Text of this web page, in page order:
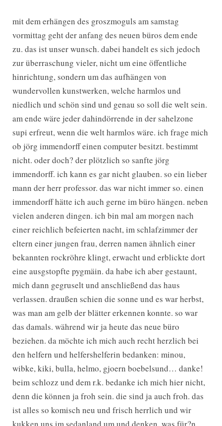
mit dem erhängen des groszmoguls am samstag
vormittag geht der anfang des neuen büros dem ende
zu. das ist unser wunsch. dabei handelt es sich jedoch
zur überraschung vieler, nicht um eine öffentliche
hinrichtung, sondern um das aufhängen von
wundervollen kunstwerken, welche harmlos und
niedlich und schön sind und genau so soll die welt sein.
am ende wäre jeder dahindörrende in der sahelzone
supi erfreut, wenn die welt harmlos wäre. ich frage mich
ob jörg immendorff einen computer besitzt. bestimmt
nicht. oder doch? der plötzlich so sanfte jörg
immendorff. ich kann es gar nicht glauben. so ein lieber
mann der herr professor. das war nicht immer so. einen
immendorff hätte ich auch gerne im büro hängen. neben
vielen anderen dingen. ich bin mal am morgen nach
einer reichlich befeierten nacht, im schlafzimmer der
eltern einer jungen frau, derren namen ähnlich einer
bekannten rockröhre klingt, erwacht und erblickte dort
eine ausgstopfte pygmäin. da habe ich aber gestaunt,
mich dann gegruselt und anschließend das haus
verlassen. draußen schien die sonne und es war herbst,
was man am gelb der blätter erkennen konnte. so war
das damals. während wir ja heute das neue büro
beziehen. da möchte ich mich auch recht herzlich bei
den helfern und helfershelferin bedanken: minou,
wibke, kiki, bulla, helmo, gjoern boebelsund… danke!
beim schlozz und dem r.k. bedanke ich mich hier nicht,
denn die können ja froh sein. die sind ja auch froh. das
ist alles so komisch neu und frisch herrlich und wir